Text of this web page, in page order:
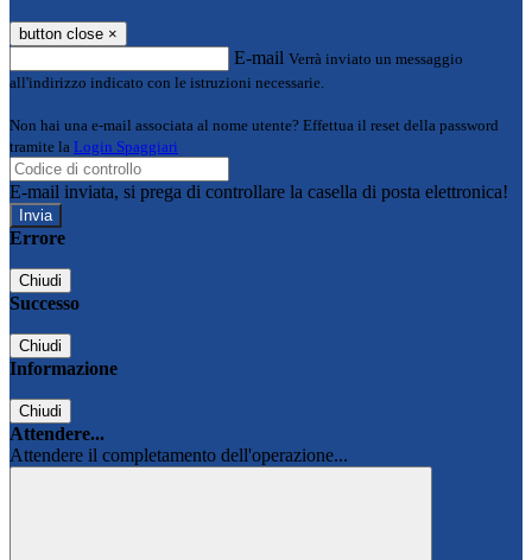
button close ×
E-mail Verrà inviato un messaggio
all'indirizzo indicato con le istruzioni necessarie.
Non hai una e-mail associata al nome utente? Effettua il reset della password
tramite la Login Spaggiari
E-mail inviata, si prega di controllare la casella di posta elettronica!
Errore
Chiudi
Successo
Chiudi
Informazione
Chiudi
Attendere...
Attendere il completamento dell'operazione...